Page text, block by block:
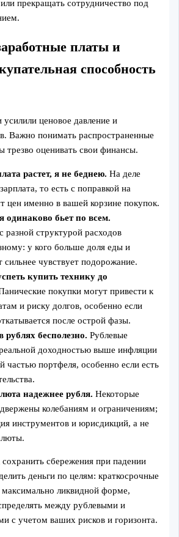
прекращать сотрудничество под
платы и
способность
ценовое давление и
Важно понимать распространенные
трезво оценивать свои финансы.
растет, я не беднею. На деле
то есть с поправкой на
цен именно в вашей корзине покупок.
бьет по всем.
разной структурой расходов
у кого больше доля еды и
сильнее чувствует подорожание.
купить технику до
покупки могут привести к
и риску долгов, особенно если
после острой фазы.
бесполезно. Рублевые
доходностью выше инфляции
частью портфеля, особенно если есть
надежнее рубля. Некоторые
колебаниям и ограничениям;
инструментов и юрисдикций, а не
сбережения при падении
деньги по целям: краткосрочные
ликвидной форме,
между рублевыми и
с учетом ваших рисков и горизонта.